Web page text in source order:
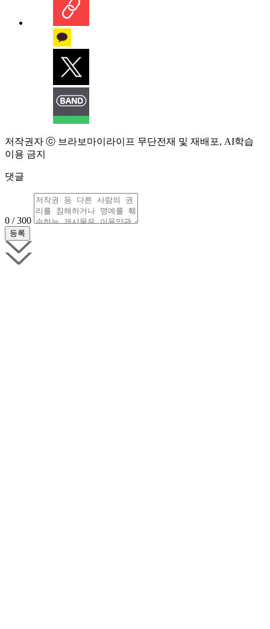
저작권자 ⓒ 브라보마이라이프 무단전재 및 재배포, AI학습
이용 금지
댓글
0 / 300